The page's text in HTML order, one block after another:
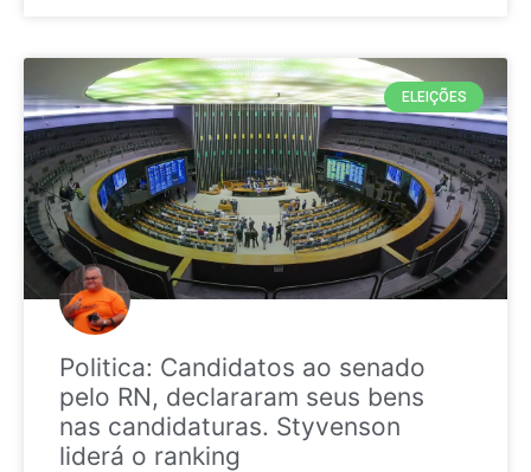
ELEIÇÕES
Politica: Candidatos ao senado
pelo RN, declararam seus bens
nas candidaturas. Styvenson
liderá o ranking